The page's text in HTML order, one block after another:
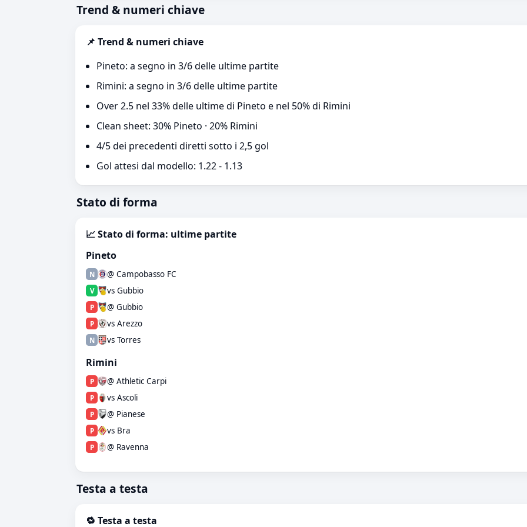
Trend & numeri chiave
📌 Trend & numeri chiave
Pineto: a segno in 3/6 delle ultime partite
Rimini: a segno in 3/6 delle ultime partite
Over 2.5 nel 33% delle ultime di Pineto e nel 50% di Rimini
Clean sheet: 30% Pineto · 20% Rimini
4/5 dei precedenti diretti sotto i 2,5 gol
Gol attesi dal modello: 1.22 - 1.13
Stato di forma
📈 Stato di forma: ultime partite
Pineto
N @ Campobasso FC
V vs Gubbio
P @ Gubbio
P vs Arezzo
N vs Torres
Rimini
P @ Athletic Carpi
P vs Ascoli
P @ Pianese
P vs Bra
P @ Ravenna
Testa a testa
🔁 Testa a testa